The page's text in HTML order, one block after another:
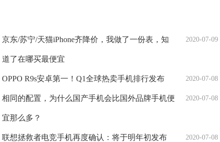
2020-07-09
京东/苏宁/天猫iPhone齐降价，我做了一份表，知
道了在哪买最便宜
2020-07-08
OPPO R9s安卓第一！Q1全球热卖手机排行发布
2020-07-08
相同的配置，为什么国产手机会比国外品牌手机便
宜那么多？
2020-07-08
联想拯救者电竞手机再度确认：将于明年初发布